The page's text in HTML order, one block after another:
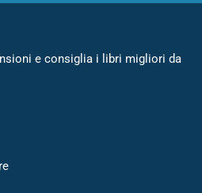
e consiglia i libri migliori da